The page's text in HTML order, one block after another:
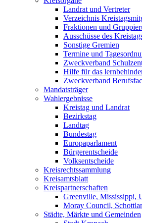
Landrat und Vertreter
Verzeichnis
Fraktionen und
Ausschüsse des
Sonstige Gremien
Termine und
Zweckverband
Hilfe für das
Zweckverband
Mandatsträger
Wahlergebnisse
Kreistag und Landrat
Bezirkstag
Landtag
Bundestag
Europaparlament
Bürgerentscheide
Volksentscheide
Kreisrechtssammlung
Kreisamtsblatt
Kreispartnerschaften
Greenville, Mississippi,
Moray Council,
Städte, Märkte und Gemeinden